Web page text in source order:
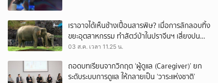
เราอาจได้เห็นช้างเปื้อนสารพิษ? เมื่อการลักลอบทิ้ง
ขยะอุตสาหกรรม ทำสัตว์ป่าในปราจีนฯ เสี่ยงปน
เปื้อน
03 ส.ค. เวลา 11.25 น.
ถอดบทเรียนจากวิกฤต ‘ผู้ดูแล (Caregiver)’ ยก
ระดับระบบการดูแล ให้กลายเป็น ‘วาระแห่งชาติ’